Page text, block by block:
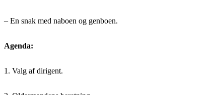
– En snak med naboen og genboen.
Agenda:
1. Valg af dirigent.